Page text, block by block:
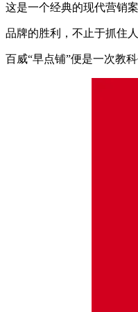
这是一个经典的现代营销案
品牌的胜利，不止于抓住
百威“早点铺”便是一次教科